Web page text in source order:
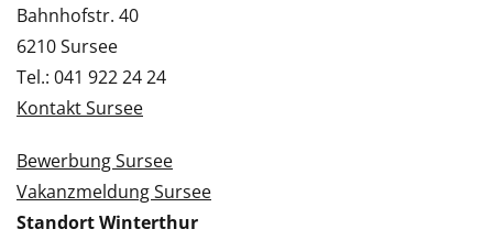
Bahnhofstr. 40
6210 Sursee
Tel.: 041 922 24 24
Kontakt Sursee
Bewerbung Sursee
Vakanzmeldung Sursee
Standort Winterthur